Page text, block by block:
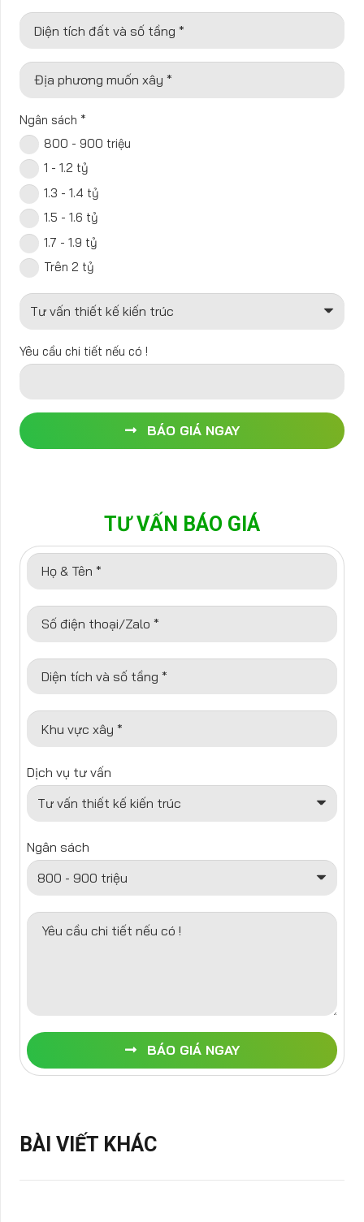
Diện tích đất và số tầng *
Địa phương muốn xây *
Ngân sách *
800 - 900 triệu
1 - 1.2 tỷ
1.3 - 1.4 tỷ
1.5 - 1.6 tỷ
1.7 - 1.9 tỷ
Trên 2 tỷ
Yêu cầu chi tiết nếu có !
BÁO GIÁ NGAY
TƯ VẤN BÁO GIÁ
Họ & Tên *
Số điện thoại/Zalo *
Diện tích và số tầng *
Khu vực xây *
Dịch vụ tư vấn
Ngân sách
Yêu cầu chi tiết nếu có !
BÁO GIÁ NGAY
BÀI VIẾT KHÁC